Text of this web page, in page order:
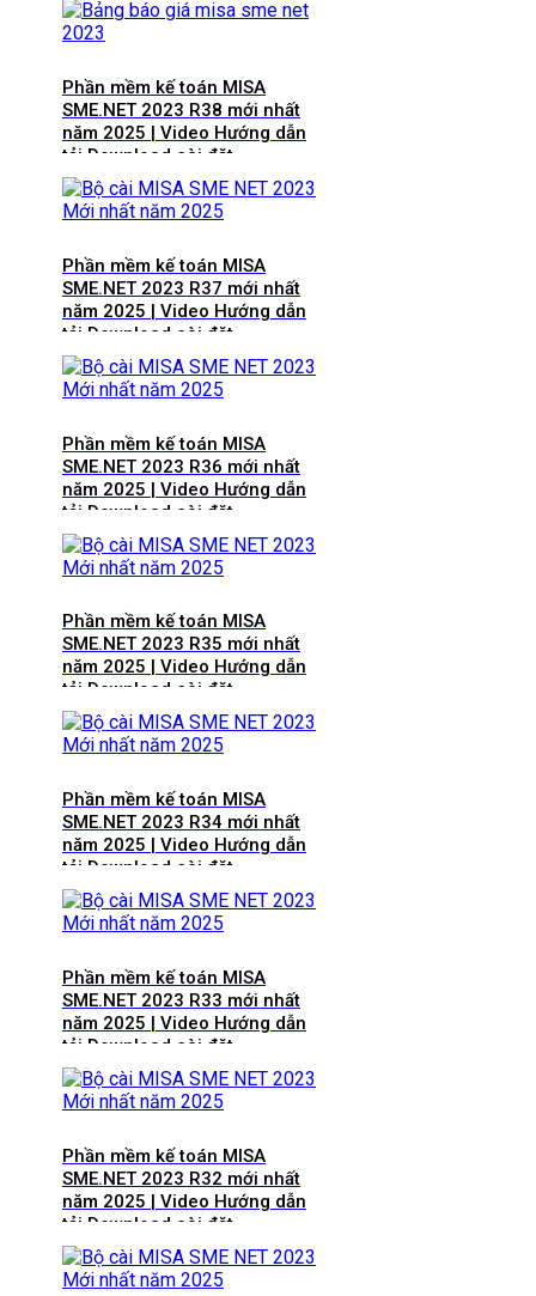
Phần mềm kế toán MISA
SME.NET 2023 R38 mới nhất
năm 2025 | Video Hướng dẫn
tải Download cài đặt
Phần mềm kế toán MISA
SME.NET 2023 R37 mới nhất
năm 2025 | Video Hướng dẫn
tải Download cài đặt
Phần mềm kế toán MISA
SME.NET 2023 R36 mới nhất
năm 2025 | Video Hướng dẫn
tải Download cài đặt
Phần mềm kế toán MISA
SME.NET 2023 R35 mới nhất
năm 2025 | Video Hướng dẫn
tải Download cài đặt
Phần mềm kế toán MISA
SME.NET 2023 R34 mới nhất
năm 2025 | Video Hướng dẫn
tải Download cài đặt
Phần mềm kế toán MISA
SME.NET 2023 R33 mới nhất
năm 2025 | Video Hướng dẫn
tải Download cài đặt
Phần mềm kế toán MISA
SME.NET 2023 R32 mới nhất
năm 2025 | Video Hướng dẫn
tải Download cài đặt